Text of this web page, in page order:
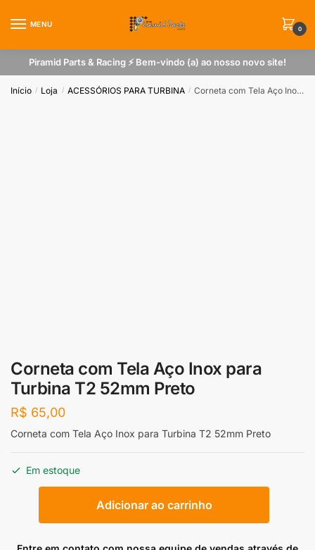
MENU
0
Piramid Parts & Racing ⚡ Bem-vindo (a) ao nosso novo site!
Início / Loja / ACESSÓRIOS PARA TURBINA / Corneta com Tela Aço Inox para Turbina T2 52mm Preto
Corneta com Tela Aço Inox para
Turbina T2 52mm Preto
R$ 65,00
Corneta com Tela Aço Inox para Turbina T2 52mm Preto
Em estoque
Aço
Adicionar ao carrinho